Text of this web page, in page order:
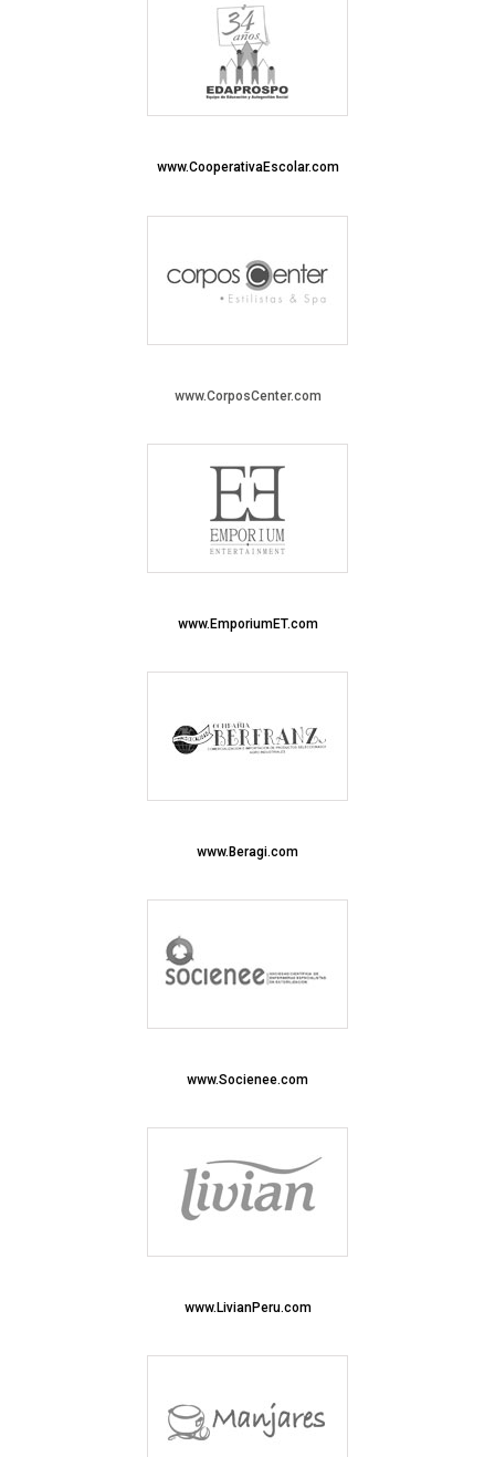
www.CooperativaEscolar.com
www.CorposCenter.com
www.EmporiumET.com
www.Beragi.com
www.Socienee.com
www.LivianPeru.com